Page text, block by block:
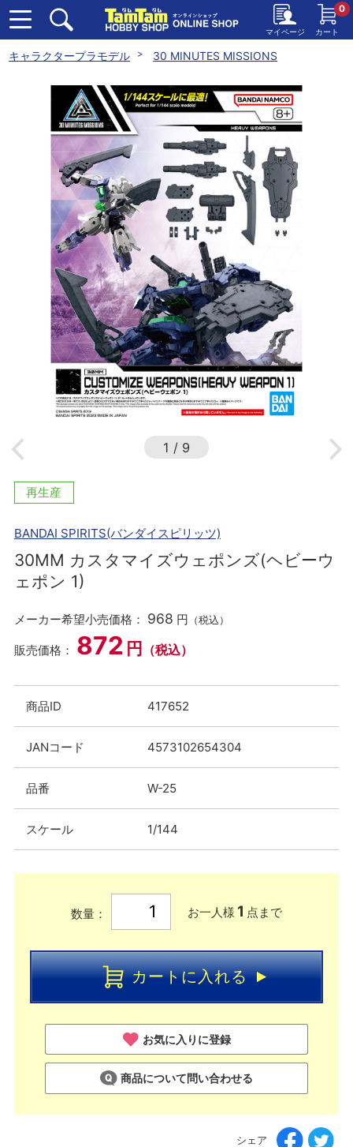
マイページ カート
0
キャラクタープラモデル 30 MINUTES MISSIONS
1 / 9
再生産
BANDAI SPIRITS(バンダイスピリッツ)
30MM カスタマイズウェポンズ(ヘビーウ
ェポン 1)
メーカー希望小売価格： 968 円 （税込）
販売価格： 872 円 （税込）
商品ID 417652
JANコード 4573102654304
品番 W-25
スケール 1/144
数量： お一人様 1 点まで
カートに入れる
お気に入りに登録
商品について問い合わせる
シェア